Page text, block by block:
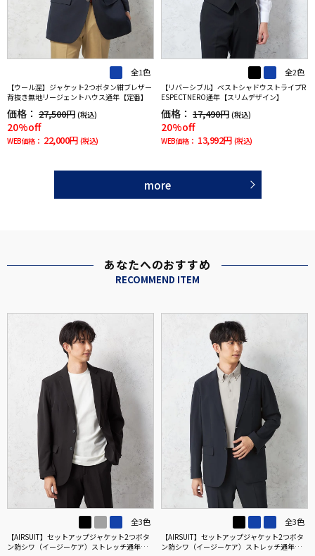
全1色
【ウール混】ジャケット2つボタン紺ブレザー
背抜き無地リージェントハウス通年【定番】
価格： 27,500円 (税込)
20%off
WEB価格： 22,000円 (税込)
全2色
【リバーシブル】ベストシャドウストライプR
ESPECTNERO通年【スリムデザイン】
価格： 17,490円 (税込)
20%off
WEB価格： 13,992円 (税込)
more
あなたへのおすすめ
RECOMMEND ITEM
全3色
【AIRSUIT】セットアップジャケット2つボタ
ン防シワ（イージーケア）ストレッチ通年吸
全3色
【AIRSUIT】セットアップジャケット2つボタ
ン防シワ（イージーケア）ストレッチ通年吸